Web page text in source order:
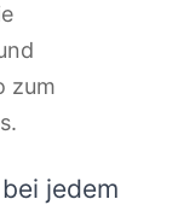
zum
jedem